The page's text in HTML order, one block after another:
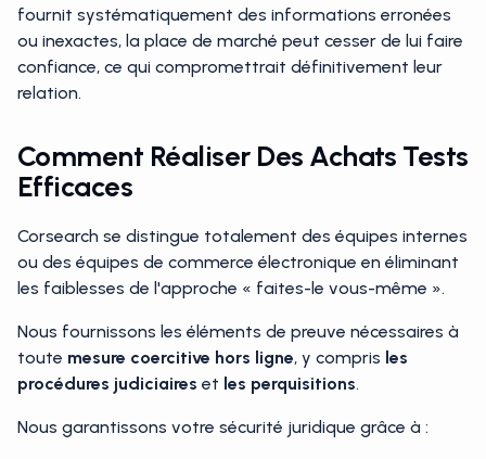
fournit systématiquement des informations erronées
ou inexactes, la place de marché peut cesser de lui faire
confiance, ce qui compromettrait définitivement leur
relation.
Comment Réaliser Des Achats Tests
Efficaces
Corsearch se distingue totalement des équipes internes
ou des équipes de commerce électronique en éliminant
les faiblesses de l'approche « faites-le vous-même ».
Nous fournissons les éléments de preuve nécessaires à
toute mesure coercitive hors ligne, y compris les
procédures judiciaires et les perquisitions.
Nous garantissons votre sécurité juridique grâce à :